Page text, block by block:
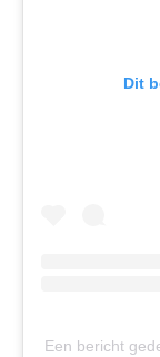
Dit
Een bericht